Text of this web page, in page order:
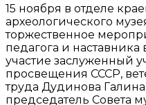
15 ноября в отделе
археологического
торжественное
педагога и
участие заслуженный
просвещения СССР,
труда Дудинова
председатель Совета